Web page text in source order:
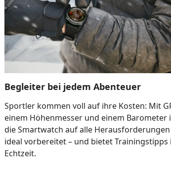
Begleiter bei jedem Abenteuer
Sportler kommen voll auf ihre Kosten: Mit
einem Höhenmesser und einem Barometer
die Smartwatch auf alle Herausforderungen
ideal vorbereitet – und bietet Trainingstipps
Echtzeit.